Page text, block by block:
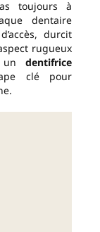
toujours à
dentaire
durcit
rugueux
un dentifrice
clé pour